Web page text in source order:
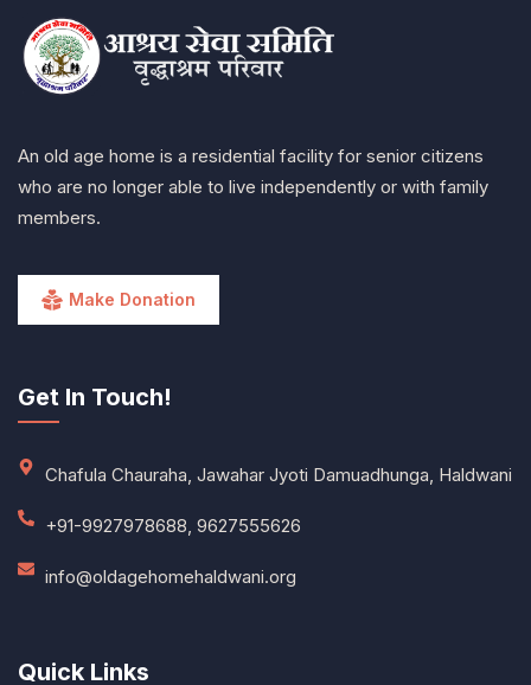
An old age home is a residential facility for senior citizens
who are no longer able to live independently or with family
members.
Make Donation
Get In Touch!
Chafula Chauraha, Jawahar Jyoti Damuadhunga, Haldwani
+91-9927978688, 9627555626
info@oldagehomehaldwani.org
Quick Links